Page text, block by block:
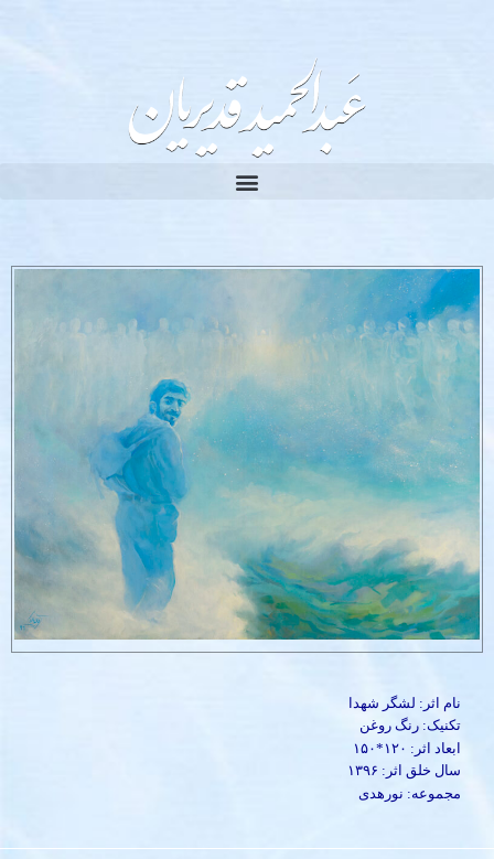
نام اثر: لشگر شهدا
تکنیک: رنگ روغن
ابعاد اثر: ۱۲۰*۱۵۰
سال خلق اثر: ۱۳۹۶
مجموعه: نورهدی